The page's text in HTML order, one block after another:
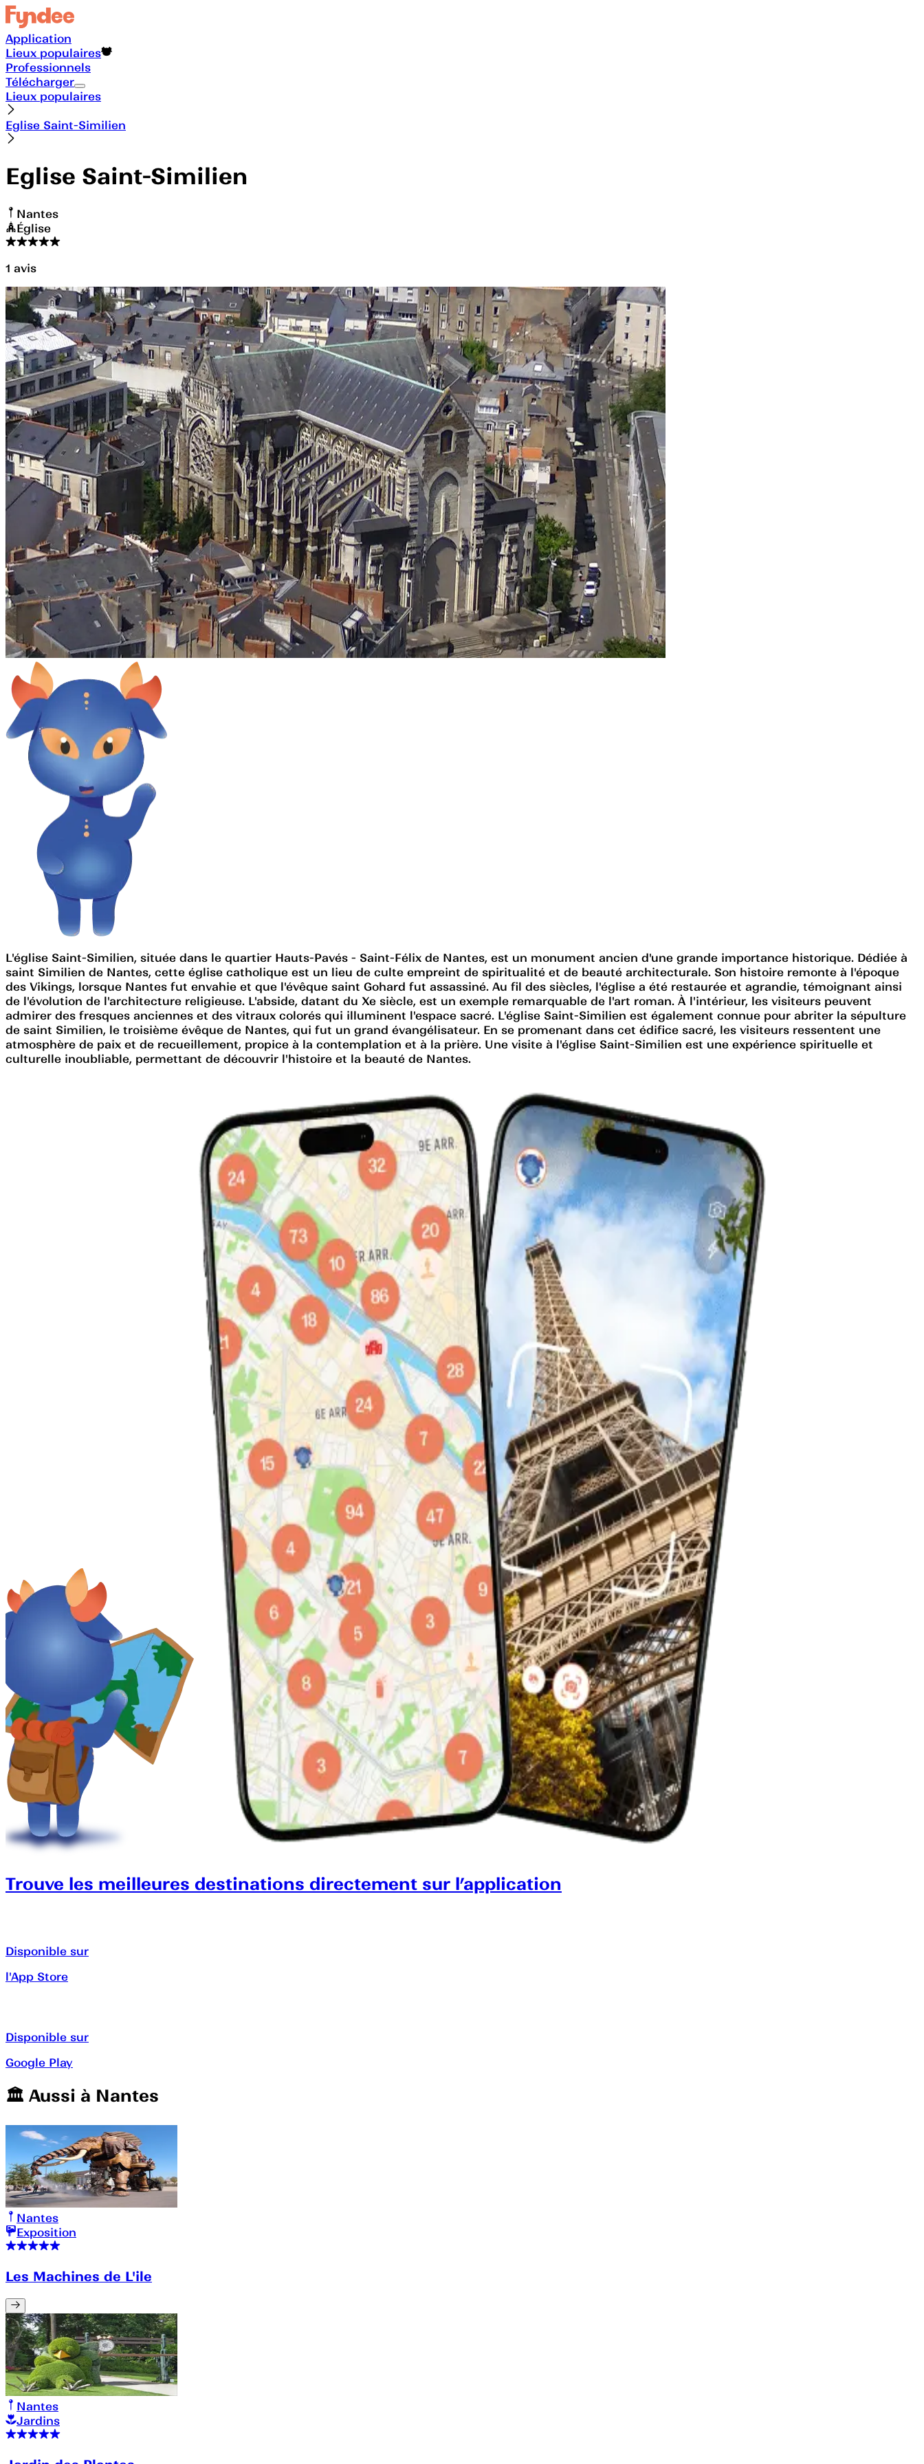
Application
Lieux populaires
Professionnels
Télécharger
Lieux populaires
Eglise Saint-Similien
Eglise Saint-Similien
Nantes
Église
1 avis
L'église Saint-Similien, située dans le quartier Hauts-Pavés - Saint-Félix de Nantes, est un monument ancien d'une grande importance historique. Dédiée à
saint Similien de Nantes, cette église catholique est un lieu de culte empreint de spiritualité et de beauté architecturale. Son histoire remonte à l'époque
des Vikings, lorsque Nantes fut envahie et que l'évêque saint Gohard fut assassiné. Au fil des siècles, l'église a été restaurée et agrandie, témoignant ainsi
de l'évolution de l'architecture religieuse. L'abside, datant du Xe siècle, est un exemple remarquable de l'art roman. À l'intérieur, les visiteurs peuvent
admirer des fresques anciennes et des vitraux colorés qui illuminent l'espace sacré. L'église Saint-Similien est également connue pour abriter la sépulture
de saint Similien, le troisième évêque de Nantes, qui fut un grand évangélisateur. En se promenant dans cet édifice sacré, les visiteurs ressentent une
atmosphère de paix et de recueillement, propice à la contemplation et à la prière. Une visite à l'église Saint-Similien est une expérience spirituelle et
culturelle inoubliable, permettant de découvrir l'histoire et la beauté de Nantes.
Trouve les meilleures destinations directement sur l’application
Disponible sur
l'App Store
Disponible sur
Google Play
🏛️️ Aussi à Nantes
Nantes
Exposition
Les Machines de L'ile
Nantes
Jardins